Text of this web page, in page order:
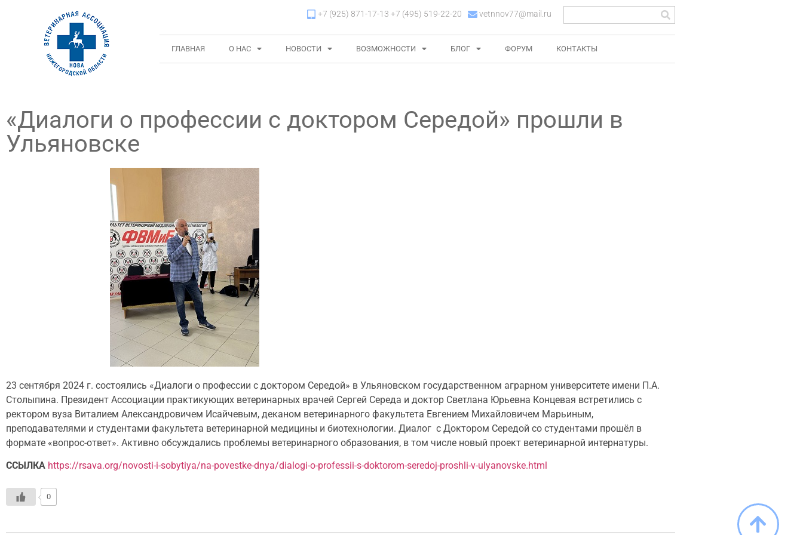
+7 (925) 871-17-13 +7 (495) 519-22-20 vetnnov77@mail.ru
ГЛАВНАЯ О НАС НОВОСТИ ВОЗМОЖНОСТИ БЛОГ ФОРУМ КОНТАКТЫ
«Диалоги о профессии с доктором Середой» прошли в
Ульяновске
23 сентября 2024 г. состоялись «Диалоги о профессии с доктором Середой» в Ульяновском государственном аграрном университете имени П.А.
Столыпина. Президент Ассоциации практикующих ветеринарных врачей Сергей Середа и доктор Светлана Юрьевна Концевая встретились с
ректором вуза Виталием Александровичем Исайчевым, деканом ветеринарного факультета Евгением Михайловичем Марьиным,
преподавателями и студентами факультета ветеринарной медицины и биотехнологии. Диалог с Доктором Середой со студентами прошёл в
формате «вопрос-ответ». Активно обсуждались проблемы ветеринарного образования, в том числе новый проект ветеринарной интернатуры.
ССЫЛКА https://rsava.org/novosti-i-sobytiya/na-povestke-dnya/dialogi-o-professii-s-doktorom-seredoj-proshli-v-ulyanovske.html
0